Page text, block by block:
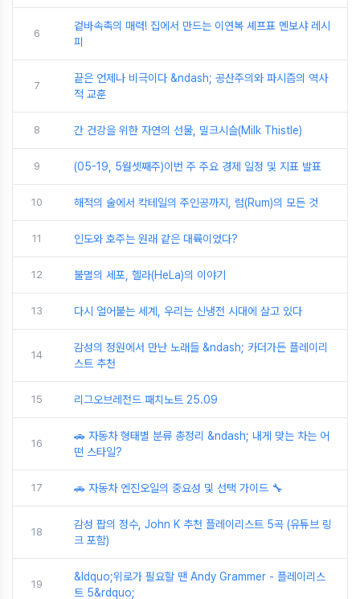
6
겉바속촉의 매력! 집에서 만드는 이연복 셰프표 멘보샤 레시
피
7
끝은 언제나 비극이다 &ndash; 공산주의와 파시즘의 역사
적 교훈
8 간 건강을 위한 자연의 선물, 밀크시슬(Milk Thistle)
9 (05-19, 5월셋째주)이번 주 주요 경제 일정 및 지표 발표
10 해적의 술에서 칵테일의 주인공까지, 럼(Rum)의 모든 것
11 인도와 호주는 원래 같은 대륙이었다?
12 불멸의 세포, 헬라(HeLa)의 이야기
13 다시 얼어붙는 세계, 우리는 신냉전 시대에 살고 있다
14
감성의 정원에서 만난 노래들 &ndash; 카더가든 플레이리
스트 추천
15 리그오브레전드 패치노트 25.09
16
🚗 자동차 형태별 분류 총정리 &ndash; 내게 맞는 차는 어
떤 스타일?
17 🚗 자동차 엔진오일의 중요성 및 선택 가이드 🔧
18
감성 팝의 정수, John K 추천 플레이리스트 5곡 (유튜브 링
크 포함)
19
&ldquo;위로가 필요할 땐 Andy Grammer - 플레이리스
트 5&rdquo;